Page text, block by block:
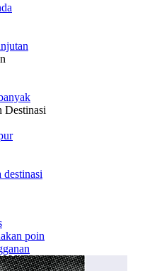
Destinasi
destinasi
poin